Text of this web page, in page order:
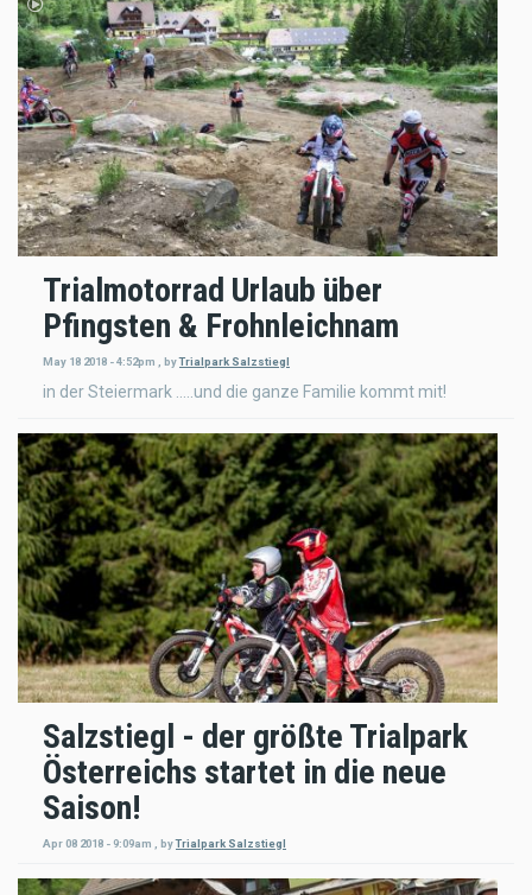
Trialmotorrad Urlaub über
Pfingsten & Frohnleichnam
May 18 2018 - 4:52pm byTrialpark Salzstiegl
in der Steiermark …..und die ganze Familie kommt mit!
Salzstiegl - der größte Trialpark
Österreichs startet in die neue
Saison!
Apr 08 2018 - 9:09am byTrialpark Salzstiegl